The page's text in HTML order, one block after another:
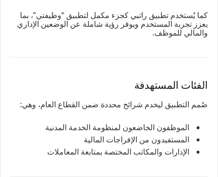
كما يُستخدم تطبيق راتبي كجزء مكمل لتطبيق “وظيفتي”، بما
يعزز تجربة المستخدم ويوفر رؤية شاملة عن الوضعين الإداري
والمالي للموظف.
الفئات المستهدفة
صُمم التطبيق ليخدم شرائح محددة ضمن القطاع العام، وهي:
الموظفون الخاضعون لمنظومة الخدمة المدنية
المستفيدون من الإفراجات المالية
الإدارات والمكاتب المختصة بمتابعة المعاملات